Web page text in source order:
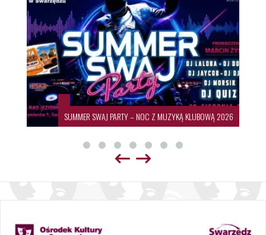
SUMMER SWAJ PARTY – NOC Z MUZYKĄ KLUBOWĄ 2026